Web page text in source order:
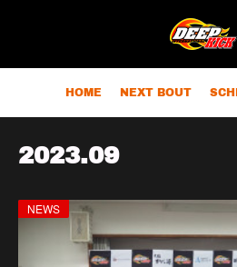
HOME NEXT BOUT
2023.09
NEWS